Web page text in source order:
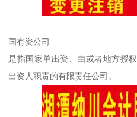
国有资公司
是指国家单出资、由或者地方授
出资人职责的有限责任公司。